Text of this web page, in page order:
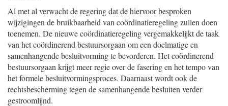
Al met al verwacht de regering dat de hiervoor besproken
wijzigingen de bruikbaarheid van coördinatieregeling zullen doen
toenemen. De nieuwe coördinatieregeling vergemakkelijkt de taak
van het coördinerend bestuursorgaan om een doelmatige en
samenhangende besluitvorming te bevorderen. Het coördinerend
bestuursorgaan krijgt meer regie over de fasering en het tempo van
het formele besluitvormingsproces. Daarnaast wordt ook de
rechtsbescherming tegen de samenhangende besluiten verder
gestroomlijnd.